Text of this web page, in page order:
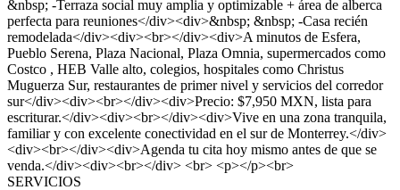
&nbsp; -Terraza social muy amplia y optimizable + área de alberca
perfecta para reuniones</div><div>&nbsp; &nbsp; -Casa recién
remodelada</div><div><br></div><div>A minutos de Esfera,
Pueblo Serena, Plaza Nacional, Plaza Omnia, supermercados como
Costco , HEB Valle alto, colegios, hospitales como Christus
Muguerza Sur, restaurantes de primer nivel y servicios del corredor
sur</div><div><br></div><div>Precio: $7,950 MXN, lista para
escriturar.</div><div><br></div><div>Vive en una zona tranquila,
familiar y con excelente conectividad en el sur de Monterrey.</div>
<div><br></div><div>Agenda tu cita hoy mismo antes de que se
venda.</div><div><br></div> <br> <p></p><br>
SERVICIOS